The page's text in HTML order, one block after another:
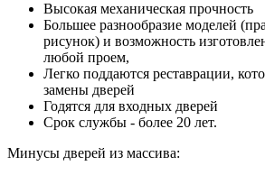
Высокая механическая прочность
Большее разнообразие моделей
рисунок) и возможность
любой проем,
Легко поддаются реставрации,
замены дверей
Годятся для входных дверей
Срок службы - более 20 лет.
Минусы дверей из массива: